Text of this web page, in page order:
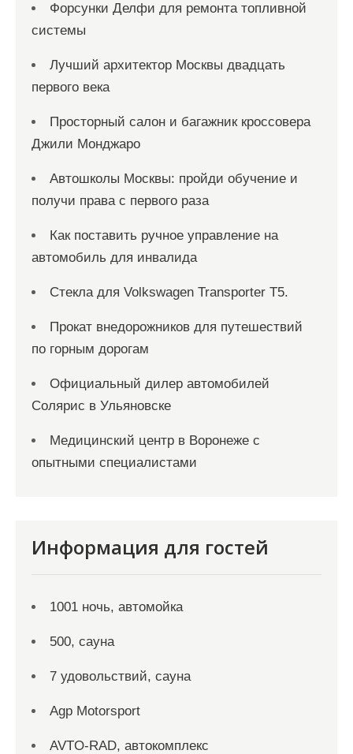
Форсунки Делфи для ремонта топливной
системы
Лучший архитектор Москвы двадцать
первого века
Просторный салон и багажник кроссовера
Джили Монджаро
Автошколы Москвы: пройди обучение и
получи права с первого раза
Как поставить ручное управление на
автомобиль для инвалида
Стекла для Volkswagen Transporter T5.
Прокат внедорожников для путешествий
по горным дорогам
Официальный дилер автомобилей
Солярис в Ульяновске
Медицинский центр в Воронеже с
опытными специалистами
Информация для гостей
1001 ночь, автомойка
500, сауна
7 удовольствий, сауна
Agp Motorsport
AVTO-RAD, автокомплекс